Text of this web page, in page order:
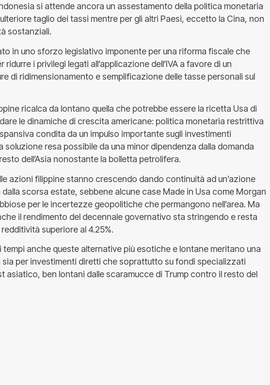
si attende ancora un assestamento della politica monetaria
taglio dei tassi mentre per gli altri Paesi, eccetto la Cina, non
sostanziali.
in uno sforzo legislativo imponente per una riforma fiscale che
i privilegi legati all’applicazione dell’IVA a favore di un
di ridimensionamento e semplificazione delle tasse personali sul
ricalca da lontano quella che potrebbe essere la ricetta Usa di
le dinamiche di crescita americane: politica monetaria restrittiva
condita da un impulso importante sugli investimenti
soluzione resa possibile da una minor dipendenza dalla domanda
dell’Asia nonostante la bolletta petrolifera.
azioni filippine stanno crescendo dando continuità ad un’azione
scorsa estate, sebbene alcune case Made in Usa come Morgan
per le incertezze geopolitiche che permangono nell’area. Ma
il rendimento del decennale governativo sta stringendo e resta
superiore al 4.25%.
tempi anche queste alternative più esotiche e lontane meritano una
per investimenti diretti che soprattutto su fondi specializzati
asiatico, ben lontani dalle scaramucce di Trump contro il resto del